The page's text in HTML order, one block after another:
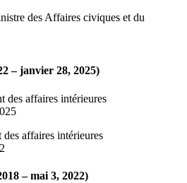
des Affaires civiques et du
– janvier 28, 2025)
des affaires intérieures
affaires intérieures
– mai 3, 2022)